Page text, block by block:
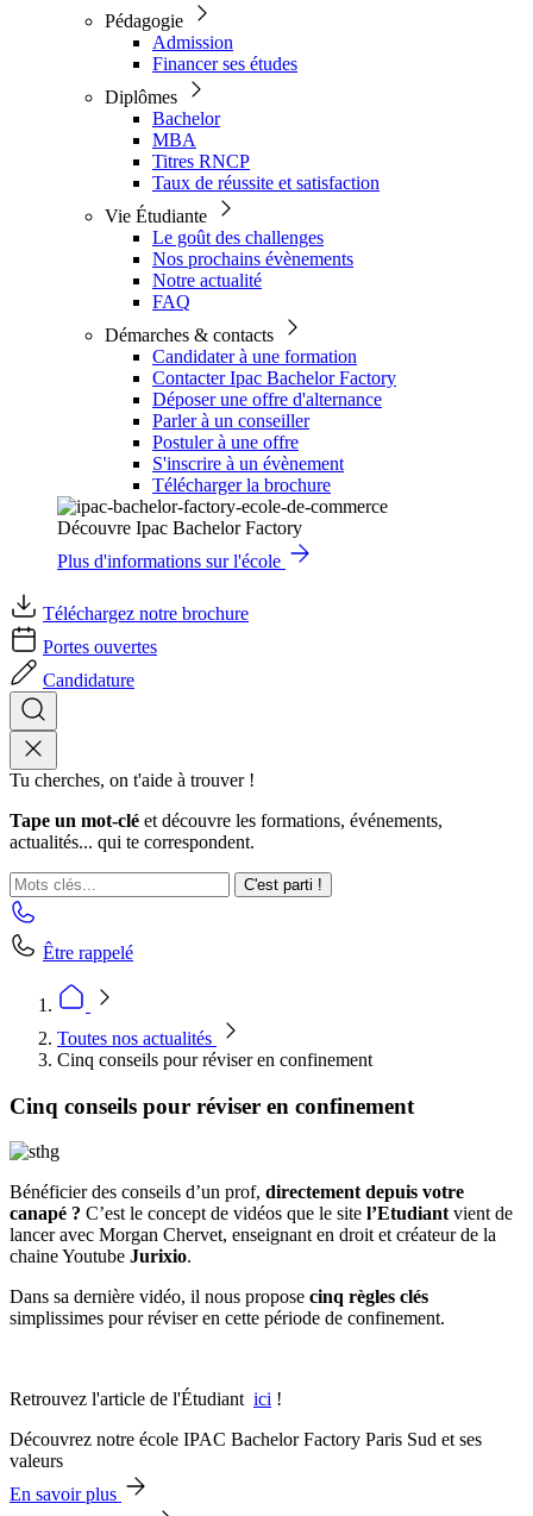
Pédagogie
Admission
Financer ses études
Diplômes
Bachelor
MBA
Titres RNCP
Taux de réussite et satisfaction
Vie Étudiante
Le goût des challenges
Nos prochains évènements
Notre actualité
FAQ
Démarches & contacts
Candidater à une formation
Contacter Ipac Bachelor Factory
Déposer une offre d'alternance
Parler à un conseiller
Postuler à une offre
S'inscrire à un évènement
Télécharger la brochure
Découvre Ipac Bachelor Factory
Plus d'informations sur l'école
Téléchargez notre brochure
Portes ouvertes
Candidature
Tu cherches, on t'aide à trouver !
Tape un mot-clé et découvre les formations, événements,
actualités... qui te correspondent.
C'est parti !
Être rappelé
Toutes nos actualités
Cinq conseils pour réviser en confinement
Cinq conseils pour réviser en confinement
Bénéficier des conseils d’un prof, directement depuis votre
canapé ? C’est le concept de vidéos que le site l’Etudiantvient de
lancer avec Morgan Chervet, enseignant en droit et créateur de la
chaine Youtube Jurixio.
Dans sa dernière vidéo, il nous propose cinq règles clés
simplissimes pour réviser en cette période de confinement.
Retrouvez l'article de l'Étudiant ici !
Découvrez notre école IPAC Bachelor Factory Paris Sud et ses
valeurs
En savoir plus